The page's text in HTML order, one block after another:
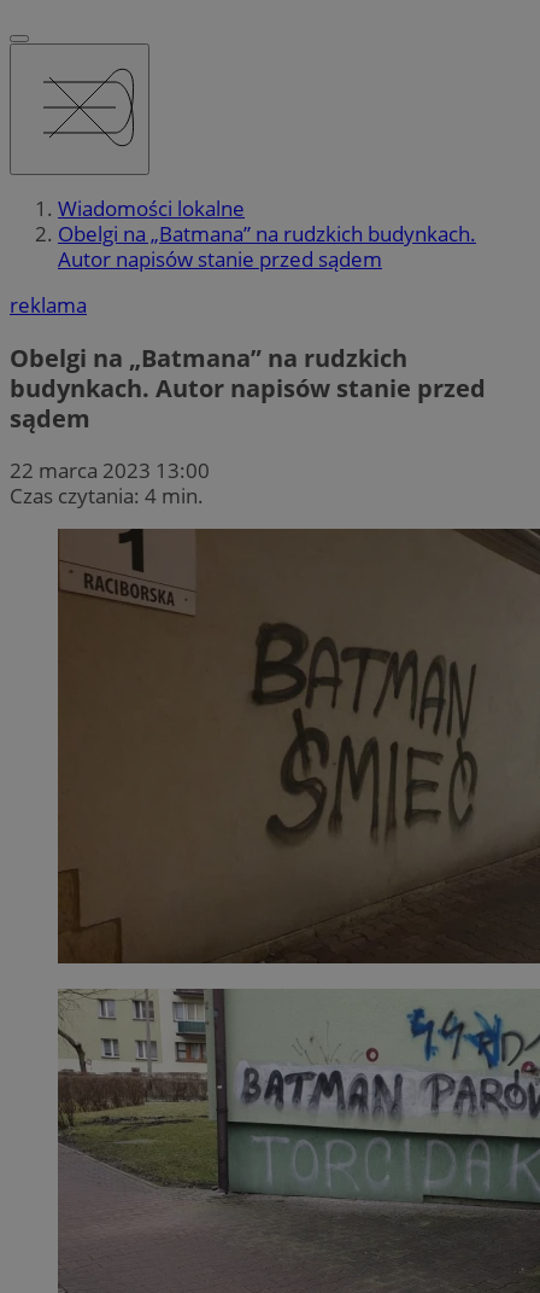
Wiadomości lokalne
Obelgi na „Batmana” na rudzkich budynkach.
Autor napisów stanie przed sądem
reklama
Obelgi na „Batmana” na rudzkich
budynkach. Autor napisów stanie przed
sądem
22 marca 2023 13:00
Czas czytania: 4 min.